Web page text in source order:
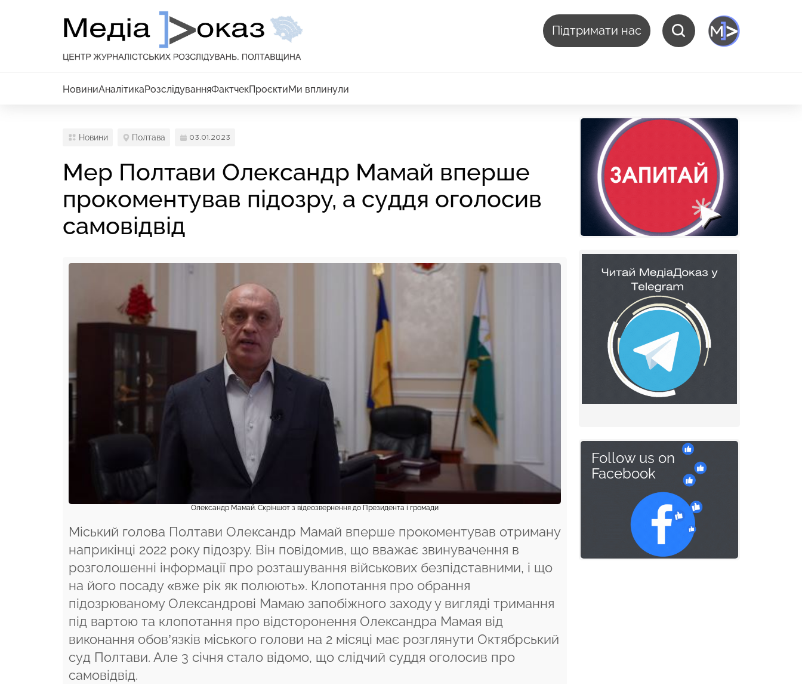
Підтримати нас
НовиниАналітикаРозслідуванняФактчекПроєктиМи вплинули
Новини Полтава 03.01.2023
Мер Полтави Олександр Мамай вперше
прокоментував підозру, а суддя оголосив
самовідвід
Олександр Мамай. Скріншот з відеозвернення до Президента і громади
Міський голова Полтави Олександр Мамай вперше прокоментував отриману
наприкінці 2022 року підозру. Він повідомив, що вважає звинувачення в
розголошенні інформації про розташування військових безпідставними, і що
на його посаду «вже рік як полюють». Клопотання про обрання
підозрюваному Олександрові Мамаю запобіжного заходу у вигляді тримання
під вартою та клопотання про відсторонення Олександра Мамая від
виконання обов’язків міського голови на 2 місяці має розглянути Октябрський
суд Полтави. Але 3 січня стало відомо, що слідчий суддя оголосив про
самовідвід.
Follow us on
Facebook